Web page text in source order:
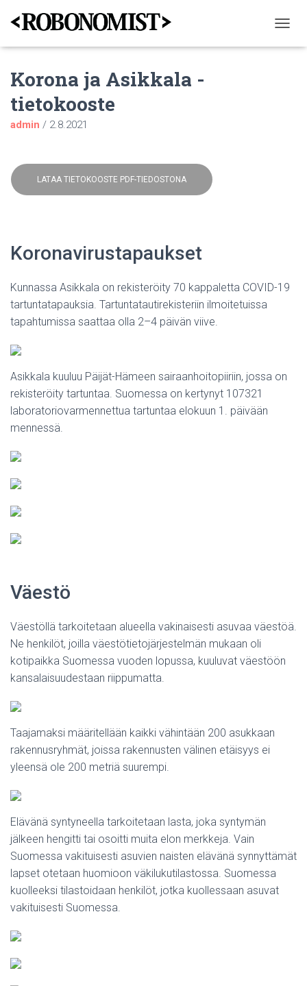
A
S
Korona ja Asikkala -
tietokooste
admin / 2.8.2021
LATAA TIETOKOOSTE PDF-TIEDOSTONA
Koronavirustapaukset
Kunnassa Asikkala on rekisteröity 70 kappaletta COVID-19
tartuntatapauksia. Tartuntatautirekisteriin ilmoitetuissa
tapahtumissa saattaa olla 2–4 päivän viive.
Asikkala kuuluu Päijät-Hämeen sairaanhoitopiiriin, jossa on
rekisteröity tartuntaa. Suomessa on kertynyt 107321
laboratoriovarmennettua tartuntaa elokuun 1. päivään
mennessä.
Väestö
Väestöllä tarkoitetaan alueella vakinaisesti asuvaa väestöä.
Ne henkilöt, joilla väestötietojärjestelmän mukaan oli
kotipaikka Suomessa vuoden lopussa, kuuluvat väestöön
kansalaisuudestaan riippumatta.
Taajamaksi määritellään kaikki vähintään 200 asukkaan
rakennusryhmät, joissa rakennusten välinen etäisyys ei
yleensä ole 200 metriä suurempi.
Elävänä syntyneella tarkoitetaan lasta, joka syntymän
jälkeen hengitti tai osoitti muita elon merkkeja. Vain
Suomessa vakituisesti asuvien naisten elävänä synnyttämät
lapset otetaan huomioon väkilukutilastossa. Suomessa
kuolleeksi tilastoidaan henkilöt, jotka kuollessaan asuvat
vakituisesti Suomessa.